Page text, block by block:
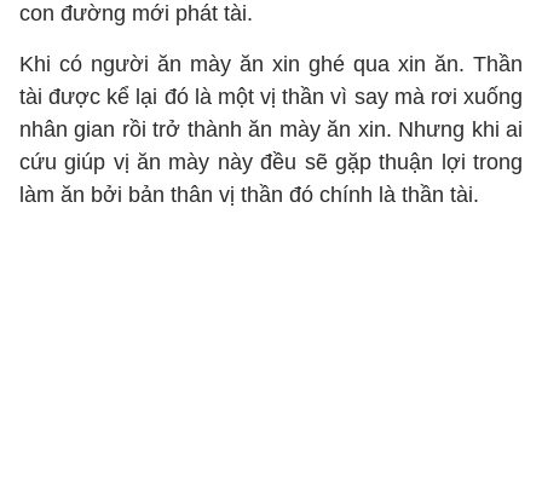
con đường mới phát tài.
Khi có người ăn mày ăn xin ghé qua xin ăn. Thần
tài được kể lại đó là một vị thần vì say mà rơi xuống
nhân gian rồi trở thành ăn mày ăn xin. Nhưng khi ai
cứu giúp vị ăn mày này đều sẽ gặp thuận lợi trong
làm ăn bởi bản thân vị thần đó chính là thần tài.